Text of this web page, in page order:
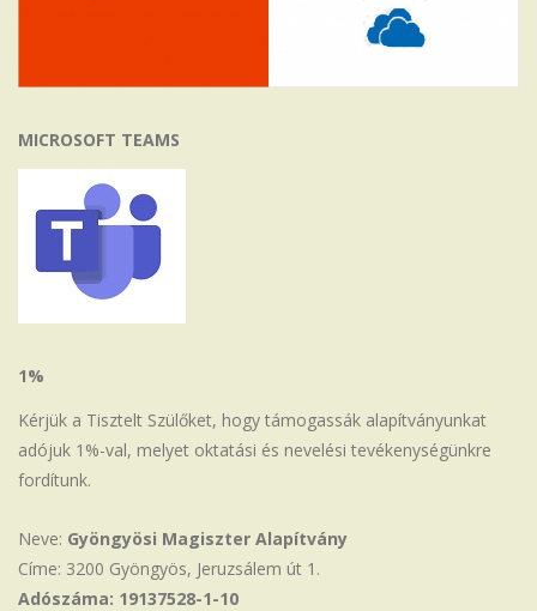
MICROSOFT TEAMS
1%
Kérjük a Tisztelt Szülőket, hogy támogassák alapítványunkat
adójuk 1%-val, melyet oktatási és nevelési tevékenységünkre
fordítunk.
Neve: Gyöngyösi Magiszter Alapítvány
Címe: 3200 Gyöngyös, Jeruzsálem út 1.
Adószáma: 19137528-1-10